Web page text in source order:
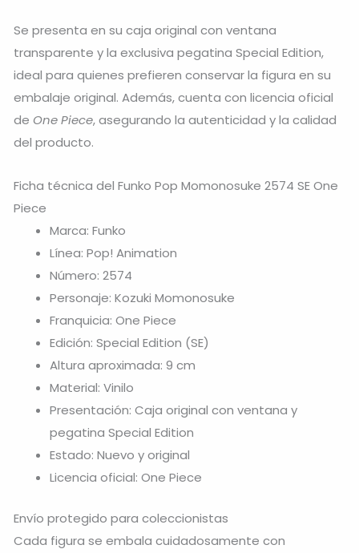
Se presenta en su caja original con ventana
transparente y la exclusiva pegatina Special Edition,
ideal para quienes prefieren conservar la figura en su
embalaje original. Además, cuenta con licencia oficial
de One Piece, asegurando la autenticidad y la calidad
del producto.
Ficha técnica del Funko Pop Momonosuke 2574 SE One
Piece
Marca: Funko
Línea: Pop! Animation
Número: 2574
Personaje: Kozuki Momonosuke
Franquicia: One Piece
Edición: Special Edition (SE)
Altura aproximada: 9 cm
Material: Vinilo
Presentación: Caja original con ventana y
pegatina Special Edition
Estado: Nuevo y original
Licencia oficial: One Piece
Envío protegido para coleccionistas
Cada figura se embala cuidadosamente con